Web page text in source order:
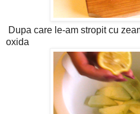
Dupa care le-am stropit cu
oxida